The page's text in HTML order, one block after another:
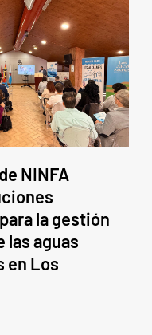
NINFA
la gestión
las aguas
en Los